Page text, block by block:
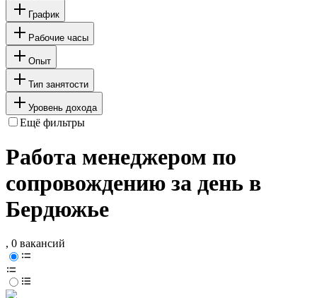
График
Рабочие часы
Опыт
Тип занятости
Уровень дохода
Ещё фильтры
Работа менеджером по
сопровождению за день в
Бердюжье
, 0 вакансий